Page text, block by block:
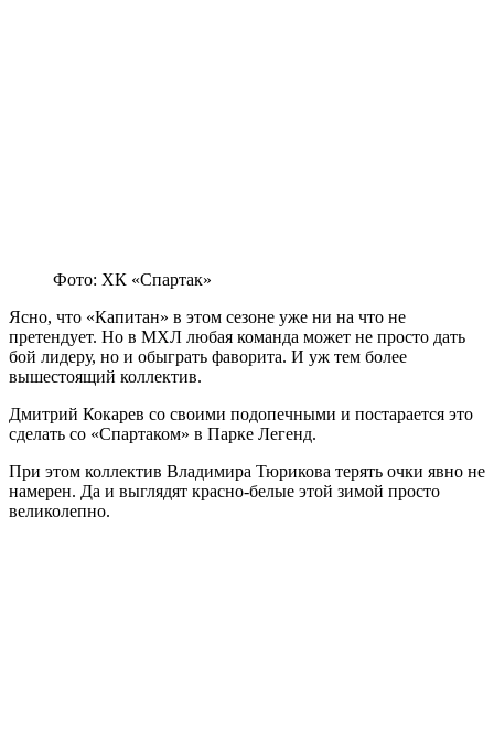
Фото: ХК «Спартак»
Ясно, что «Капитан» в этом сезоне уже ни на что не
претендует. Но в МХЛ любая команда может не просто дать
бой лидеру, но и обыграть фаворита. И уж тем более
вышестоящий коллектив.
Дмитрий Кокарев со своими подопечными и постарается это
сделать со «Спартаком» в Парке Легенд.
При этом коллектив Владимира Тюрикова терять очки явно не
намерен. Да и выглядят красно-белые этой зимой просто
великолепно.